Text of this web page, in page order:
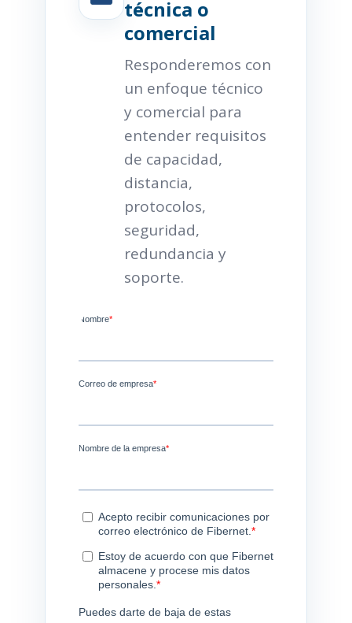
técnica o
comercial
Responderemos con
un enfoque técnico
y comercial para
entender requisitos
de capacidad,
distancia,
protocolos,
seguridad,
redundancia y
soporte.